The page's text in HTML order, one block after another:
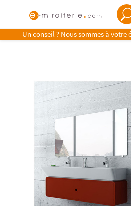
Un conseil ? Nous sommes à votre